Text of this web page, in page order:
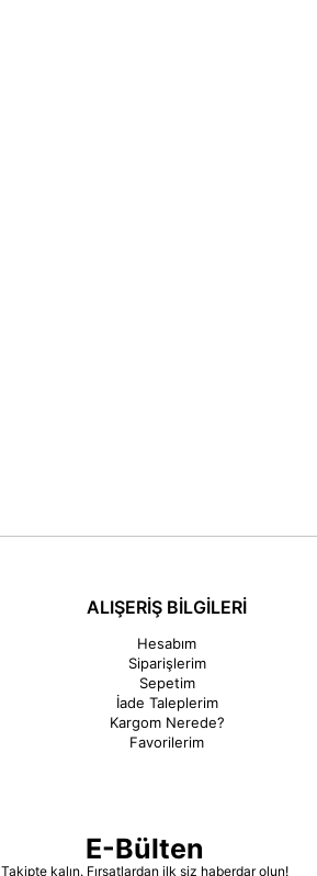
ALIŞERİŞ BİLGİLERİ
Hesabım
Siparişlerim
Sepetim
İade Taleplerim
Kargom Nerede?
Favorilerim
E-Bülten
Takipte kalın. Fırsatlardan ilk siz haberdar olun!